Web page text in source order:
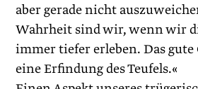
aber gerade nicht
Wahrheit sind wir, wenn wir
immer tiefer erleben. Das gute
eine Erfindung des Teufels.«